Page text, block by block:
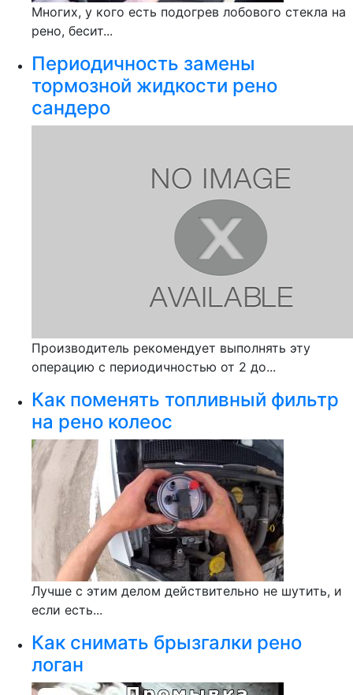
Многих, у кого есть подогрев лобового стекла на
рено, бесит...
Периодичность замены
тормозной жидкости рено
сандеро
Производитель рекомендует выполнять эту
операцию с периодичностью от 2 до...
Как поменять топливный фильтр
на рено колеос
Лучше с этим делом действительно не шутить, и
если есть...
Как снимать брызгалки рено
логан